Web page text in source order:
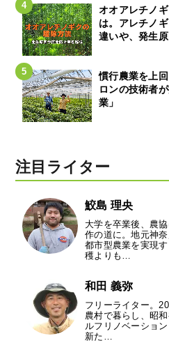
オオアレチノ
は。アレチノ
違いや、発生
慣行農業を上
ロンの技術者
業」
注目ライター
鮫島 理央
大学を卒業後、農
作の道に。地元神
都市型農業を実現
穫よりも…
和田 義弥
フリーライター。
農村で暮らし、昭
ルフリノベーショ
新た…